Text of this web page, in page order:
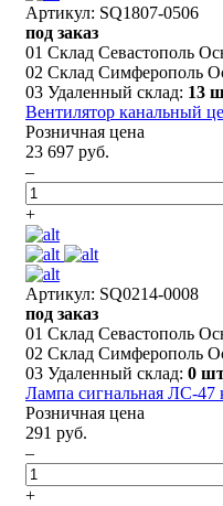
Артикул: SQ1807-0506
под заказ
01 Склад Севастополь
02 Склад Симферополь
03 Удаленный склад: 13
Вентилятор канальный
Розничная цена
23 697 руб.
–
+
Артикул: SQ0214-0008
под заказ
01 Склад Севастополь
02 Склад Симферополь
03 Удаленный склад: 0
Лампа сигнальная ЛС-
Розничная цена
291 руб.
–
+